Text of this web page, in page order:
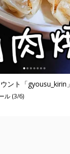
ント「gyousu_kirin」
ル (3/6)